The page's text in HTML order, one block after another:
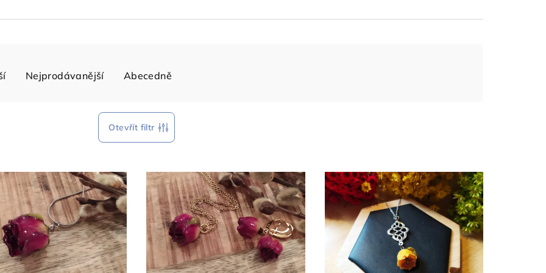
Nejprodávanější Abecedně
Otevřít filtr